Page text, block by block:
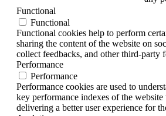
Functional
Functional
Functional cookies help to perform
sharing the content of the website on
collect feedbacks, and other third-party
Performance
Performance
Performance cookies are used to
key performance indexes of the
delivering a better user experience for